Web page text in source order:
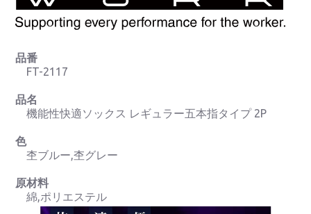
品番
FT-2117
品名
機能性快適ソックス レギュラー五本指タイプ 2P
色
杢ブルー,杢グレー
原材料
綿,ポリエステル